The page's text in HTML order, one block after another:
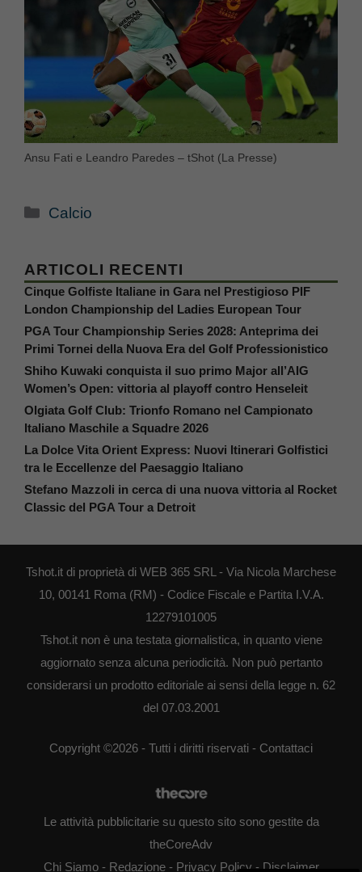
Ansu Fati e Leandro Paredes – tShot (La Presse)
Categorie
Calcio
ARTICOLI RECENTI
Cinque Golfiste Italiane in Gara nel Prestigioso PIF
London Championship del Ladies European Tour
PGA Tour Championship Series 2028: Anteprima dei
Primi Tornei della Nuova Era del Golf Professionistico
Shiho Kuwaki conquista il suo primo Major all’AIG
Women’s Open: vittoria al playoff contro Henseleit
Olgiata Golf Club: Trionfo Romano nel Campionato
Italiano Maschile a Squadre 2026
La Dolce Vita Orient Express: Nuovi Itinerari Golfistici
tra le Eccellenze del Paesaggio Italiano
Stefano Mazzoli in cerca di una nuova vittoria al Rocket
Classic del PGA Tour a Detroit
Tshot.it di proprietà di WEB 365 SRL - Via Nicola Marchese
10, 00141 Roma (RM) - Codice Fiscale e Partita I.V.A.
12279101005
Tshot.it non è una testata giornalistica, in quanto viene
aggiornato senza alcuna periodicità. Non può pertanto
considerarsi un prodotto editoriale ai sensi della legge n. 62
del 07.03.2001
Copyright ©2026 - Tutti i diritti riservati - Contattaci
Le attività pubblicitarie su questo sito sono gestite da
theCoreAdv
Chi Siamo- Redazione- Privacy Policy- Disclaimer